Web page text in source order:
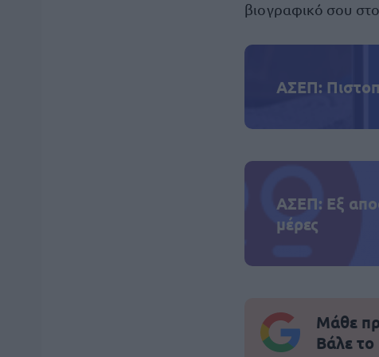
βιογραφικό σου στο
ΑΣΕΠ:
ΑΣΕΠ: Εξ
μέρες
Μάθε
Βάλε